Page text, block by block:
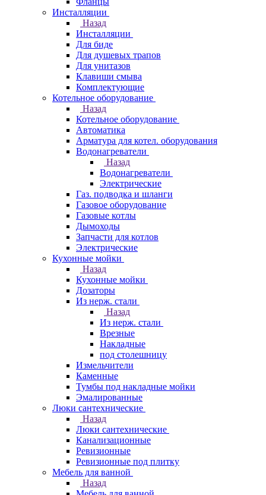
Инсталляции
Назад
Инсталляции
Для биде
Для душевых трапов
Для унитазов
Клавиши смыва
Комплектующие
Котельное оборудование
Назад
Котельное оборудование
Автоматика
Арматура для котел. оборудования
Водонагреватели
Назад
Водонагреватели
Электрические
Газ. подводка и шланги
Газовое оборудование
Газовые котлы
Дымоходы
Запчасти для котлов
Электрические
Кухонные мойки
Назад
Кухонные мойки
Дозаторы
Из нерж. стали
Назад
Из нерж. стали
Врезные
Накладные
под столешницу
Измельчители
Каменные
Тумбы под накладные мойки
Эмалированные
Люки сантехнические
Назад
Люки сантехнические
Канализационные
Ревизионные
Ревизионные под плитку
Мебель для ванной
Назад